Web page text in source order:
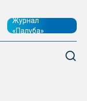
Журнал
«Палуба»